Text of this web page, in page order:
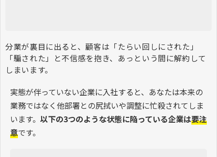
分業が裏目に出ると、顧客は「たらい回しにされた」
「騙された」と不信感を抱き、あっという間に解約して
しまいます。
実態が伴っていない企業に入社すると、あなたは本来の
業務ではなく他部署との尻拭いや調整に忙殺されてしま
います。 以下の3つのような状態に陥っている企業は要注
意です。